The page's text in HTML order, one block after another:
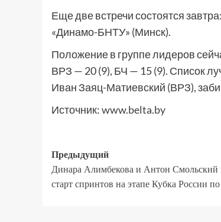
Еще две встречи состоятся
«Динамо-БНТУ» (Минск).
Положение в группе лидеров
ВРЗ — 20 (9), БЧ — 15 (9). Список
Иван Заяц-Матиевский (ВРЗ),
Источник:www.belta.by
Предыдущий
Динара Алимбекова и Антон
старт спринтов на этапе Кубка России